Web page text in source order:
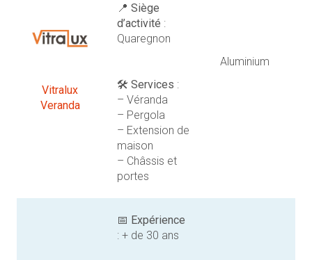
Vitralux
Veranda
📍 Siège
d’activité :
Quaregnon
🛠️ Services :
– Véranda
– Pergola
– Extension de
maison
– Châssis et
portes
Aluminium
📅 Expérience
: + de 30 ans